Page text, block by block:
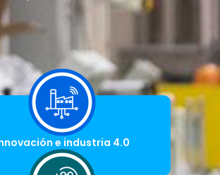
e industria 4.0